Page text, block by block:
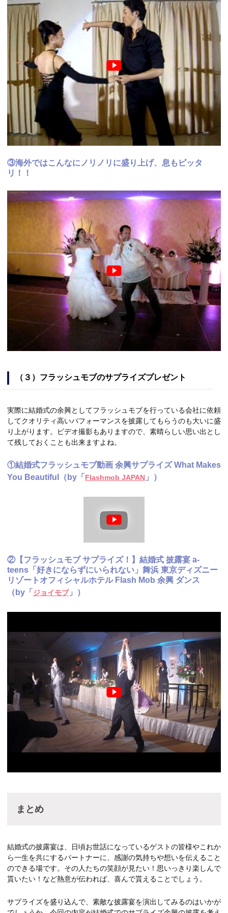
③海外ではこんなにノリノリに盛り上げ、息もピッタ
リ！！
（３）フラッシュモブのサプライズプレゼント
実際に結婚式の余興としてフラッシュモブを行っている会社に依頼
してクオリティ高いパフォーマンスを披露してもらうのも大いに盛
り上がります。ビデオ撮影もありますので、素晴らしい思い出とし
て残しておくことも出来ますよね。
①結婚式フラッシュモブ動画 余興サプライズ What Makes
You Beautiful（by「 Flashmob JAPAN 」）
②【フラッシュモブ サプライズ！】結婚式 披露宴 a-
teens「好きにならずにいられない」舞浜 東京ディズニー
リゾートオフィシャルホテル Flash Mob 余興 ダンス
（by「 ジョイモブ」）
まとめ
結婚式の披露宴は、日頃お世話になっているゲストの皆様やこれか
ら一生を共にするパートナーに、感謝の気持ちや想いを伝えること
のできる場です。その人たちの笑顔が見たい！思いっきり楽しんで
貰いたい！など熱意が伝われば、喜んで貰えることでしょう。
サプライズを盛り込んで、素敵な披露宴を演出してみるのはいかが